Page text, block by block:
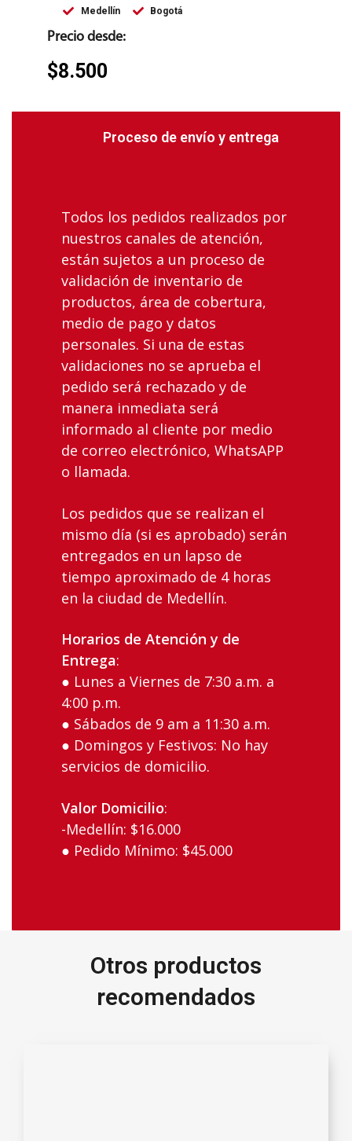
Medellín Bogotá
Precio desde:
$8.500
Proceso de envío y entrega
Todos los pedidos realizados por
nuestros canales de atención,
están sujetos a un proceso de
validación de inventario de
productos, área de cobertura,
medio de pago y datos
personales. Si una de estas
validaciones no se aprueba el
pedido será rechazado y de
manera inmediata será
informado al cliente por medio
de correo electrónico, WhatsAPP
o llamada.
Los‌ ‌pedidos‌ ‌que‌ ‌se‌ ‌realizan‌ ‌el‌
‌mismo‌ ‌día‌ (si es aprobado) ‌serán‌
‌entregados‌ ‌en‌ ‌un‌ ‌lapso‌ ‌de
tiempo aproximado ‌de‌ ‌4 ‌horas‌
‌en‌ ‌la‌ ciudad‌ ‌de‌ ‌Medellín‌.
Horarios‌ ‌de‌ ‌Atención‌ ‌y‌ ‌de‌
‌Entrega:‌ ‌
● Lunes‌ ‌a‌ ‌Viernes‌ ‌de‌ ‌7:30‌ ‌a.m.‌ ‌a‌
‌4:00‌ ‌p.m.‌ ‌
● Sábados‌ ‌de‌ ‌9 am‌ ‌a‌ ‌11:30 a.m. ‌
● Domingos‌ ‌y‌ ‌Festivos:‌ ‌No‌ ‌hay‌
‌servicios‌ ‌de‌ ‌domicilio.‌ ‌
Valor‌ ‌Domicilio:‌
-Medellín:‌ ‌$16.000‌ ‌ ‌
● Pedido‌ ‌Mínimo:‌ ‌$45.000‌
Otros productos
recomendados